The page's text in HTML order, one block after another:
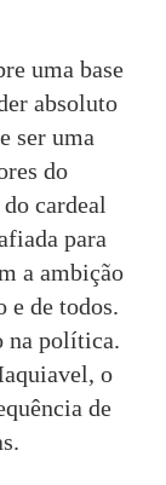
uma base
absoluto
ser uma
do
cardeal
para
a ambição
e de todos.
na política.
o
de